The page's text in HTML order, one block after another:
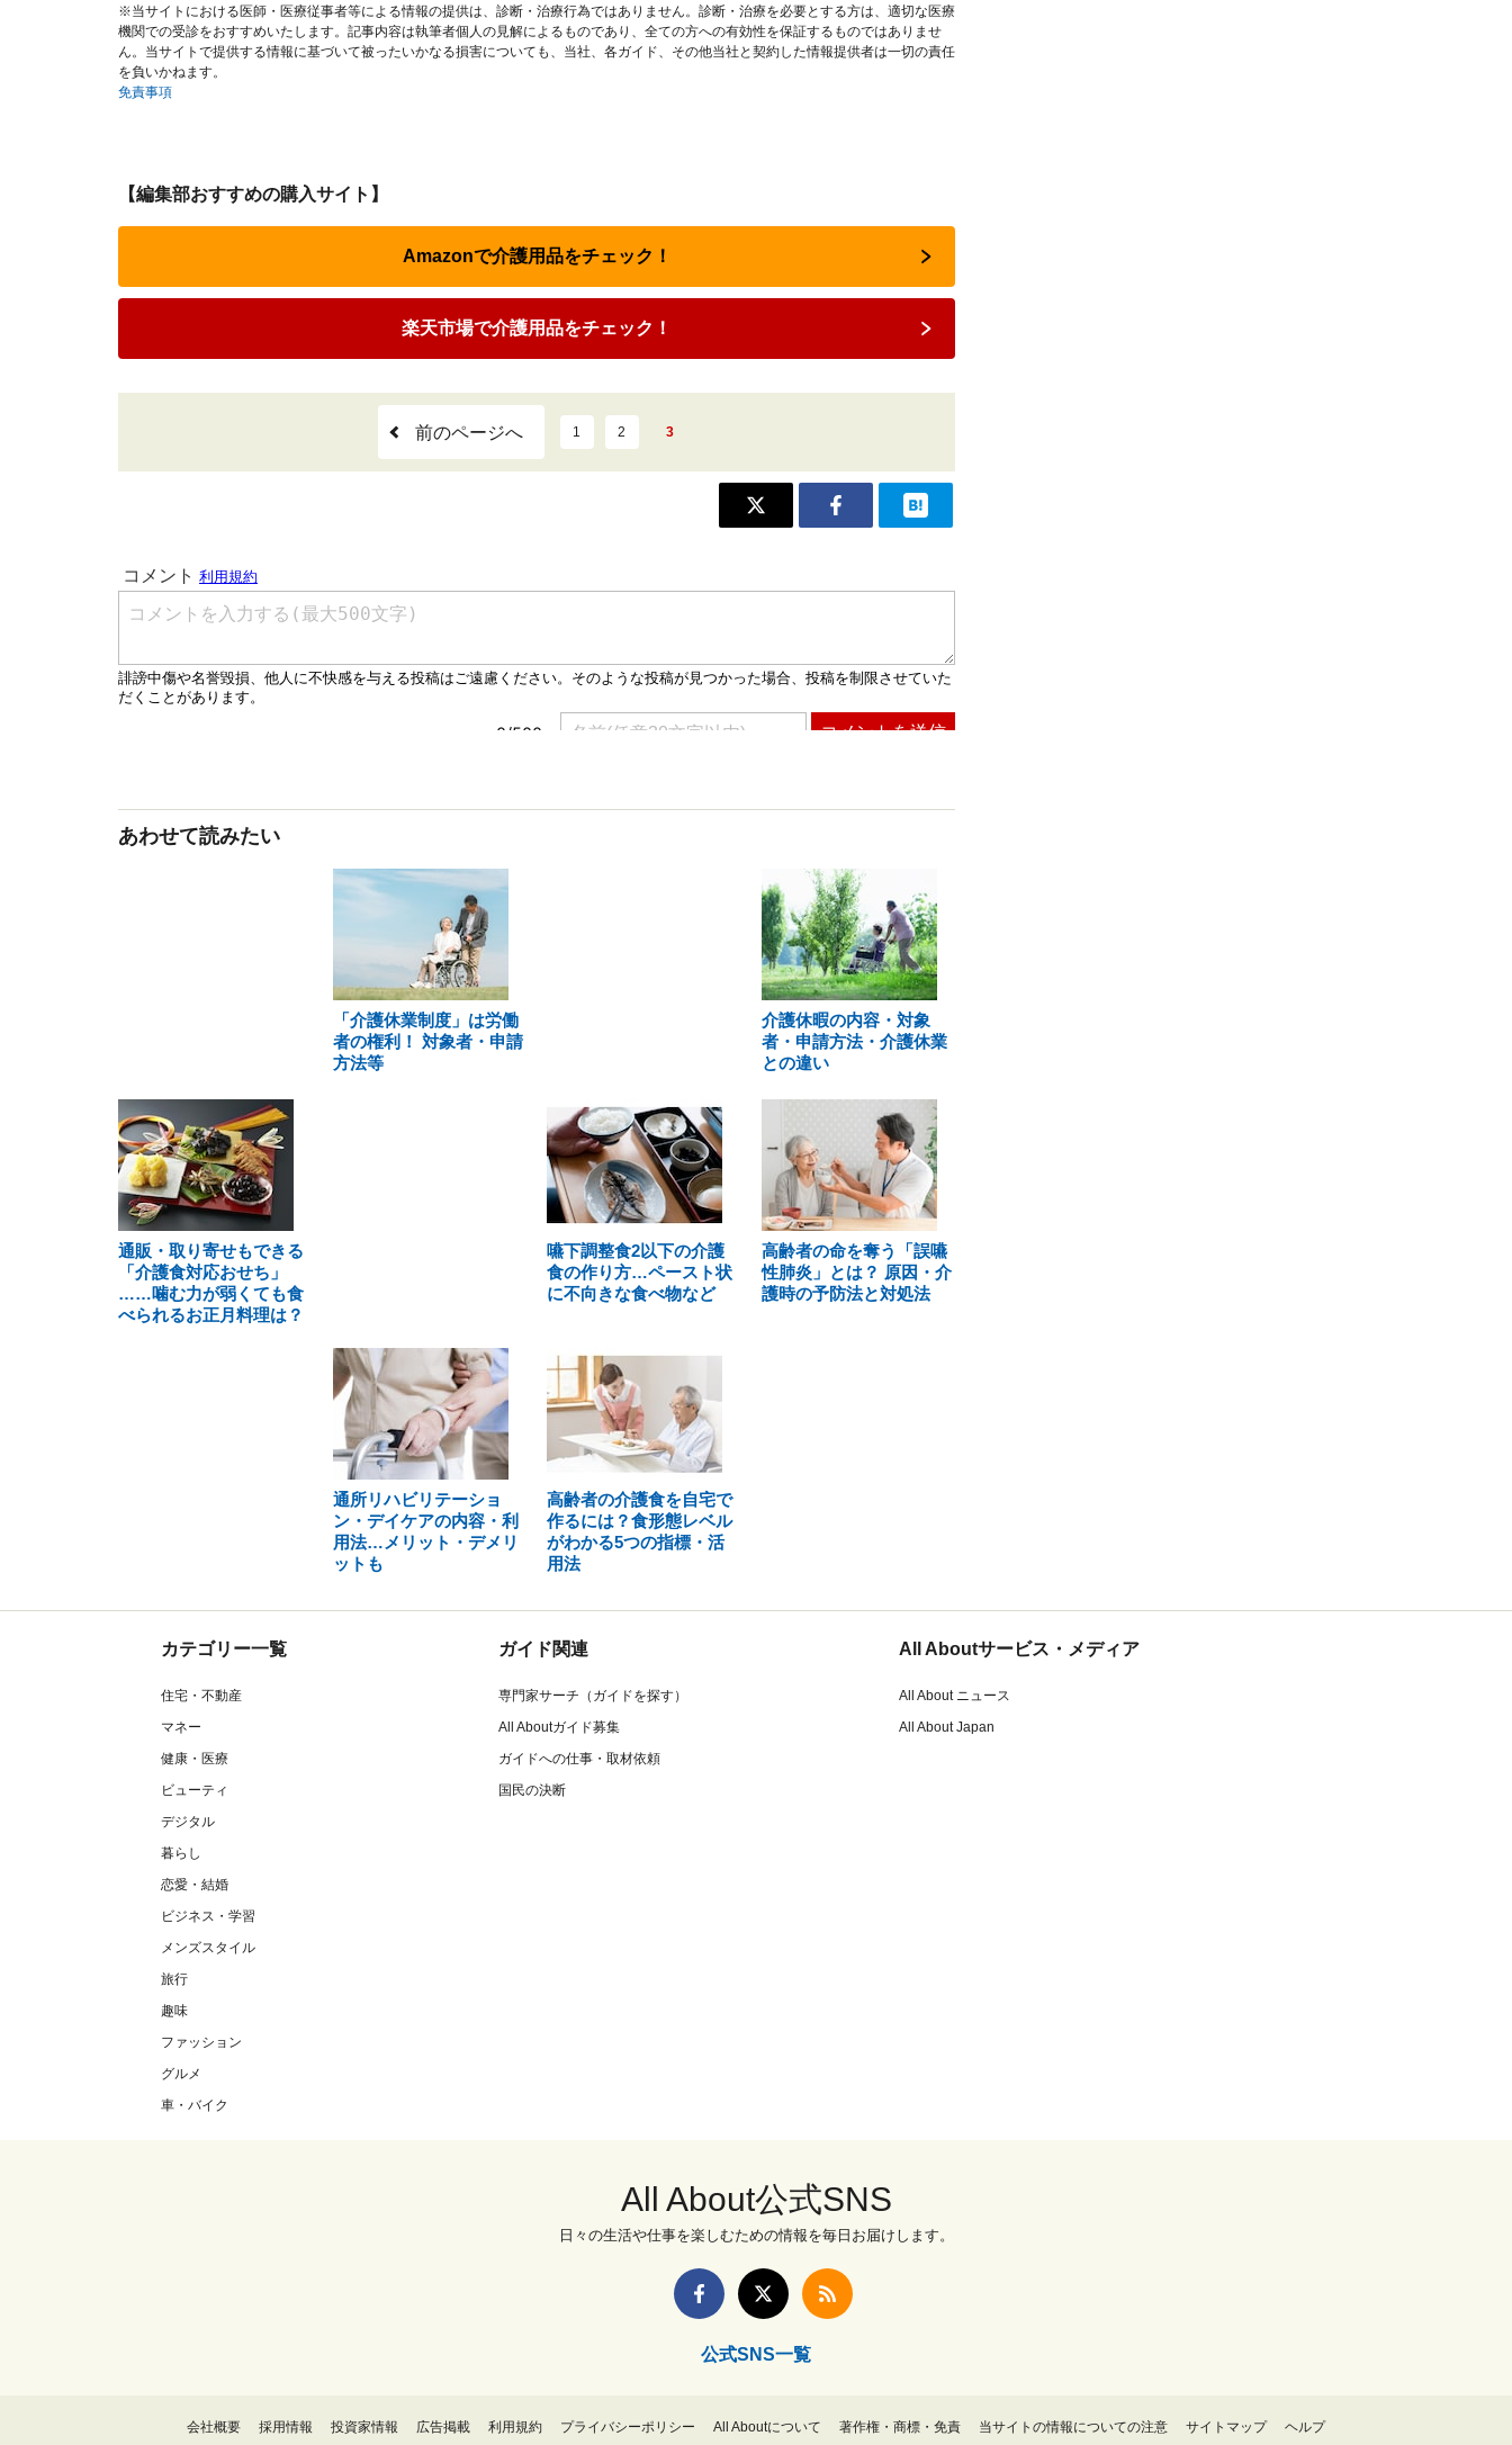
※当サイトにおける医師・医療従事者等による情報の提供は、診断・治療行為ではありません。診断・治療を必要とする方は、適切な医療
機関での受診をおすすめいたします。記事内容は執筆者個人の見解によるものであり、全ての方への有効性を保証するものではありませ
ん。当サイトで提供する情報に基づいて被ったいかなる損害についても、当社、各ガイド、その他当社と契約した情報提供者は一切の責任
を負いかねます。
免責事項
【編集部おすすめの購入サイト】
Amazonで介護用品をチェック！
楽天市場で介護用品をチェック！
前のページへ 1 2 3
あわせて読みたい
「介護休業制度」は労働
者の権利！ 対象者・申請
方法等
介護休暇の内容・対象
者・申請方法・介護休業
との違い
通販・取り寄せもできる
「介護食対応おせち」
……噛む力が弱くても食
べられるお正月料理は？
嚥下調整食2以下の介護
食の作り方…ペースト状
に不向きな食べ物など
高齢者の命を奪う「誤嚥
性肺炎」とは？ 原因・介
護時の予防法と対処法
通所リハビリテーショ
ン・デイケアの内容・利
用法…メリット・デメリ
ットも
高齢者の介護食を自宅で
作るには？食形態レベル
がわかる5つの指標・活
用法
カテゴリー一覧
住宅・不動産
マネー
健康・医療
ビューティ
デジタル
暮らし
恋愛・結婚
ビジネス・学習
メンズスタイル
旅行
趣味
ファッション
グルメ
車・バイク
ガイド関連
専門家サーチ（ガイドを探す）
All Aboutガイド募集
ガイドへの仕事・取材依頼
国民の決断
All Aboutサービス・メディア
All About ニュース
All About Japan
All About公式SNS
日々の生活や仕事を楽しむための情報を毎日お届けします。
公式SNS一覧
会社概要 採用情報 投資家情報 広告掲載 利用規約 プライバシーポリシー All Aboutについて 著作権・商標・免責 当サイトの情報についての注意 サイトマップ ヘルプ